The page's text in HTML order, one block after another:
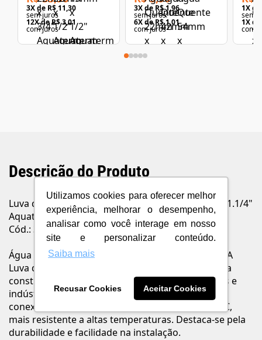
Utilizamos cookies para oferecer melhor
experiência, melhorar o desempenho,
analisar como você interage em nosso
site e personalizar conteúdo.
Saiba mais
Recusar Cookies Aceitar Cookies
3X de R$ 11,30
sem juros
12X deR$ 3,01
com juros
3X de R$ 1,96
sem juros
6X de R$ 1,01
com juros
1X de
sem
1X de
com
Descrição do Produto
Luva de Transição LR CPVC Água Quente 35mm x 1.1/4"
Aquaterm - Tigre
Cód.: 37420697
Água quente de um jeito fácil, seguro e eficiente. A
Luva de Transição Aquatherm® é indispensável na
construção ou reforma de residências, comércios e
indústrias para conectar tubos Aquatherm® a
conexões metálicas roscáveis. Fabricado em CPVC,
mais resistente a altas temperaturas. Destaca-se pela
durabilidade e facilidade na instalação.